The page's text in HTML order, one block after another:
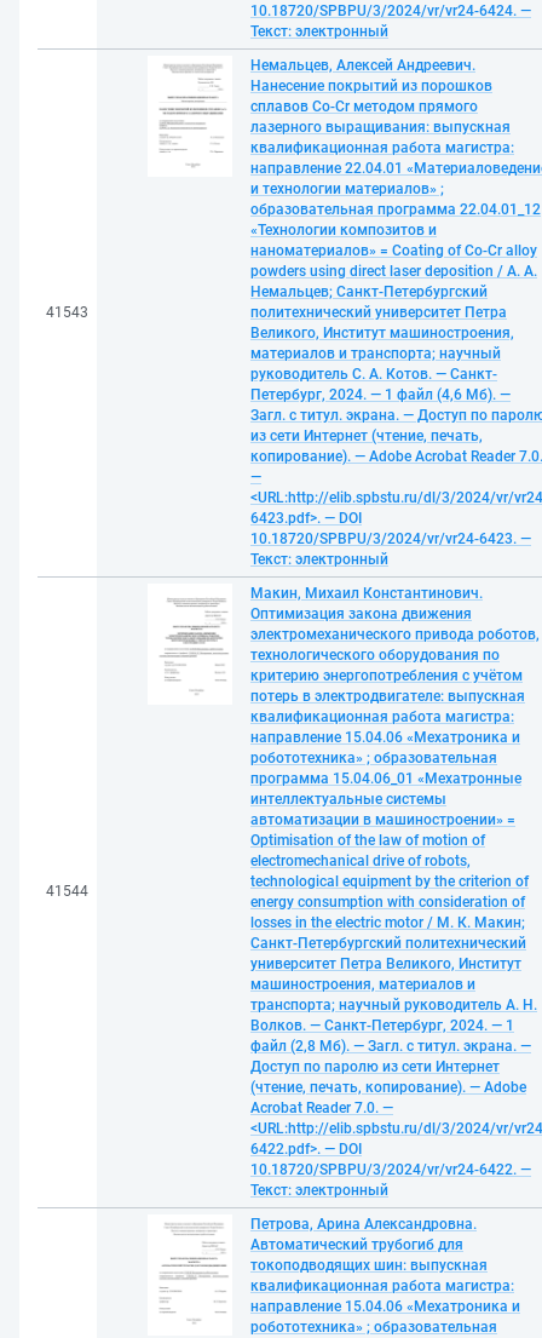
10.18720/SPBPU/3/2024/vr/vr24-6424. —
Текст: электронный
41543
Немальцев, Алексей Андреевич.
Нанесение покрытий из порошков
сплавов Co-Cr методом прямого
лазерного выращивания: выпускная
квалификационная работа магистра:
направление 22.04.01
и технологии материалов» ;
образовательная программа 22.04.01_12
«Технологии композитов и
наноматериалов» = Coating of Co-Cr alloy
powders using direct laser deposition / А. А.
Немальцев; Санкт-Петербургский
политехнический университет Петра
Великого, Институт машиностроения,
материалов и транспорта; научный
руководитель С. А. Котов. — Санкт-
Петербург, 2024. — 1 файл (4,6 Мб). —
Загл. с титул. экрана. — Доступ по
из сети Интернет (чтение, печать,
копирование). — Adobe Acrobat Reader 7.0.
—
<URL:http://elib.spbstu.ru/dl/3/2024/vr/
6423.pdf>. — DOI
10.18720/SPBPU/3/2024/vr/vr24-6423. —
Текст: электронный
41544
Макин, Михаил Константинович.
Оптимизация закона движения
электромеханического привода роботов,
технологического оборудования по
критерию энергопотребления с учётом
потерь в электродвигателе: выпускная
квалификационная работа магистра:
направление 15.04.06 «Мехатроника и
робототехника» ; образовательная
программа 15.04.06_01 «Мехатронные
интеллектуальные системы
автоматизации в машиностроении» =
Optimisation of the law of motion of
electromechanical drive of robots,
technological equipment by the criterion of
energy consumption with consideration of
losses in the electric motor / М. К. Макин;
Санкт-Петербургский политехнический
университет Петра Великого, Институт
машиностроения, материалов и
транспорта; научный руководитель А. Н.
Волков. — Санкт-Петербург, 2024. — 1
файл (2,8 Мб). — Загл. с титул. экрана. —
Доступ по паролю из сети Интернет
(чтение, печать, копирование). — Adobe
Acrobat Reader 7.0. —
<URL:http://elib.spbstu.ru/dl/3/2024/vr/
6422.pdf>. — DOI
10.18720/SPBPU/3/2024/vr/vr24-6422. —
Текст: электронный
Петрова, Арина Александровна.
Автоматический трубогиб для
токоподводящих шин: выпускная
квалификационная работа магистра:
направление 15.04.06 «Мехатроника и
робототехника» ; образовательная